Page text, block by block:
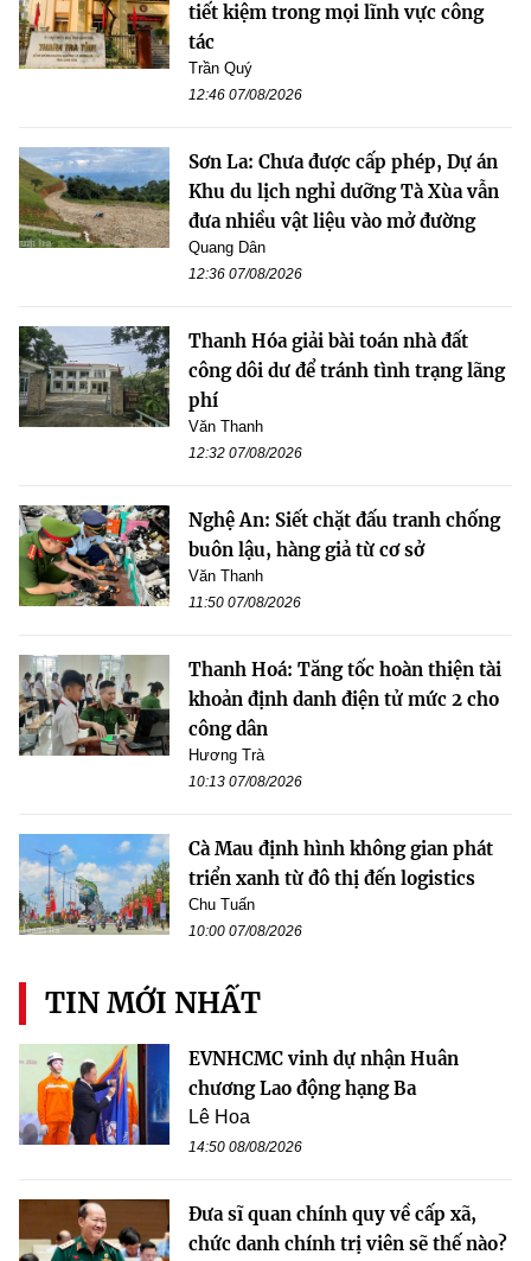
tiết kiệm trong mọi lĩnh vực công
tác
Trần Quý
12:46 07/08/2026
Sơn La: Chưa được cấp phép, Dự án
Khu du lịch nghỉ dưỡng Tà Xùa vẫn
đưa nhiều vật liệu vào mở đường
Quang Dân
12:36 07/08/2026
Thanh Hóa giải bài toán nhà đất
công dôi dư để tránh tình trạng lãng
phí
Văn Thanh
12:32 07/08/2026
Nghệ An: Siết chặt đấu tranh chống
buôn lậu, hàng giả từ cơ sở
Văn Thanh
11:50 07/08/2026
Thanh Hoá: Tăng tốc hoàn thiện tài
khoản định danh điện tử mức 2 cho
công dân
Hương Trà
10:13 07/08/2026
Cà Mau định hình không gian phát
triển xanh từ đô thị đến logistics
Chu Tuấn
10:00 07/08/2026
TIN MỚI NHẤT
EVNHCMC vinh dự nhận Huân
chương Lao động hạng Ba
Lê Hoa
14:50 08/08/2026
Đưa sĩ quan chính quy về cấp xã,
chức danh chính trị viên sẽ thế nào?